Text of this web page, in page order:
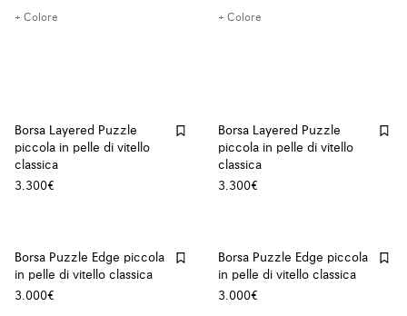
+ Colore + Colore
Borsa Layered Puzzle
piccola in pelle di vitello
classica
3.300€
Borsa Layered Puzzle
piccola in pelle di vitello
classica
3.300€
Borsa Puzzle Edge piccola
in pelle di vitello classica
3.000€
Borsa Puzzle Edge piccola
in pelle di vitello classica
3.000€